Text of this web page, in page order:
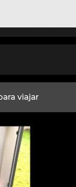
viajar